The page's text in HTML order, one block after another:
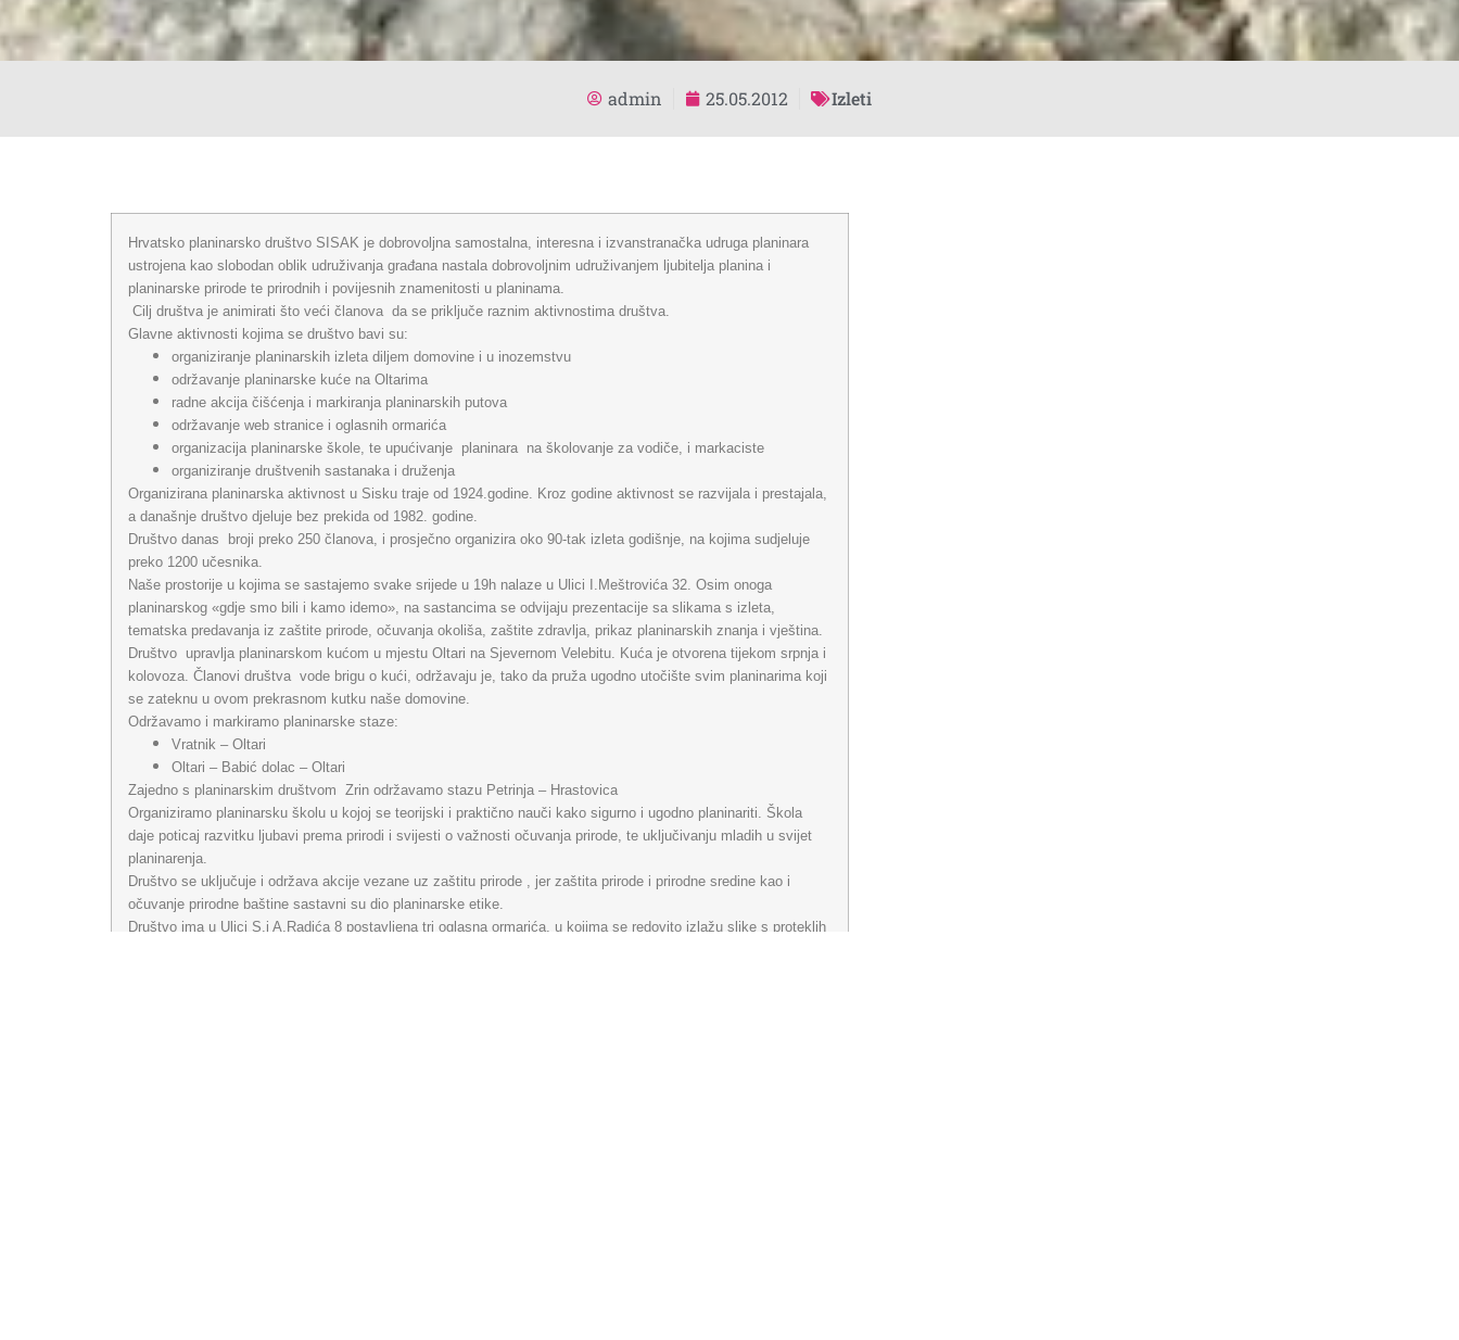
admin 25.05.2012 Izleti
Hrvatsko planinarsko društvo SISAK je dobrovoljna samostalna, interesna i izvanstranačka udruga planinara
ustrojena kao slobodan oblik udruživanja građana nastala dobrovoljnim udruživanjem ljubitelja planina i
planinarske prirode te prirodnih i povijesnih znamenitosti u planinama.
Cilj društva je animirati što veći članova da se priključe raznim aktivnostima društva.
Glavne aktivnosti kojima se društvo bavi su:
organiziranje planinarskih izleta diljem domovine i u inozemstvu
održavanje planinarske kuće na Oltarima
radne akcija čišćenja i markiranja planinarskih putova
održavanje web stranice i oglasnih ormarića
organizacija planinarske škole, te upućivanje planinara na školovanje za vodiče, i markaciste
organiziranje društvenih sastanaka i druženja
Organizirana planinarska aktivnost u Sisku traje od 1924.godine. Kroz godine aktivnost se razvijala i prestajala,
a današnje društvo djeluje bez prekida od 1982. godine.
Društvo danas broji preko 250 članova, i prosječno organizira oko 90-tak izleta godišnje, na kojima sudjeluje
preko 1200 učesnika.
Naše prostorije u kojima se sastajemo svake srijede u 19h nalaze u Ulici I.Meštrovića 32. Osim onoga
planinarskog «gdje smo bili i kamo idemo», na sastancima se odvijaju prezentacije sa slikama s izleta,
tematska predavanja iz zaštite prirode, očuvanja okoliša, zaštite zdravlja, prikaz planinarskih znanja i vještina.
Društvo upravlja planinarskom kućom u mjestu Oltari na Sjevernom Velebitu. Kuća je otvorena tijekom srpnja i
kolovoza. Članovi društva vode brigu o kući, održavaju je, tako da pruža ugodno utočište svim planinarima koji
se zateknu u ovom prekrasnom kutku naše domovine.
Održavamo i markiramo planinarske staze:
Vratnik – Oltari
Oltari – Babić dolac – Oltari
Zajedno s planinarskim društvom Zrin održavamo stazu Petrinja – Hrastovica
Organiziramo planinarsku školu u kojoj se teorijski i praktično nauči kako sigurno i ugodno planinariti. Škola
daje poticaj razvitku ljubavi prema prirodi i svijesti o važnosti očuvanja prirode, te uključivanju mladih u svijet
planinarenja.
Društvo se uključuje i održava akcije vezane uz zaštitu prirode , jer zaštita prirode i prirodne sredine kao i
očuvanje prirodne baštine sastavni su dio planinarske etike.
Društvo ima u Ulici S.i A.Radića 8 postavljena tri oglasna ormarića, u kojima se redovito izlažu slike s proteklih